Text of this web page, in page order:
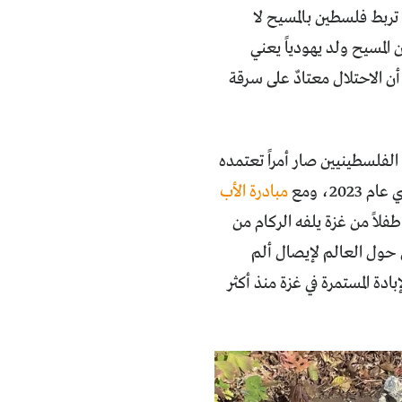
فلسطين بالمسيح لا
ولد يهودياً يعني
الاحتلال معتادٌ على سرقة
الفلسطينيين صار أمراً تعتمده
ومع
مبادرة الأب
من غزة يلفه الركام من
العالم لإيصال ألم
المستمرة في غزة منذ أكثر